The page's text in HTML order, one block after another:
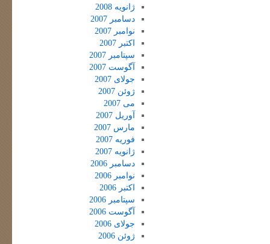
ژانویه 2008
دسامبر 2007
نوامبر 2007
اکتبر 2007
سپتامبر 2007
آگوست 2007
جولای 2007
ژوئن 2007
می 2007
آوریل 2007
مارس 2007
فوریه 2007
ژانویه 2007
دسامبر 2006
نوامبر 2006
اکتبر 2006
سپتامبر 2006
آگوست 2006
جولای 2006
ژوئن 2006